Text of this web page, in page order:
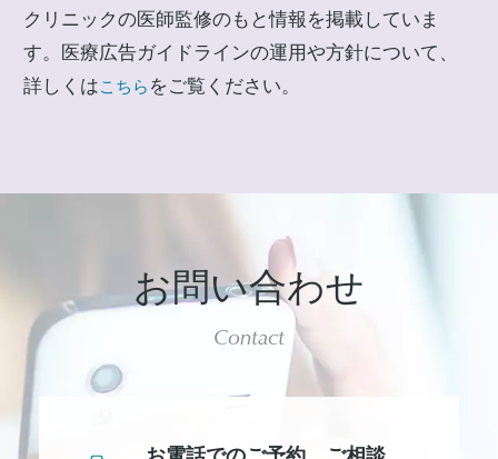
クリニックの医師監修のもと情報を掲載していま
す。医療広告ガイドラインの運用や方針について、
詳しくはこちら をご覧ください。
お問い合わせ
Contact